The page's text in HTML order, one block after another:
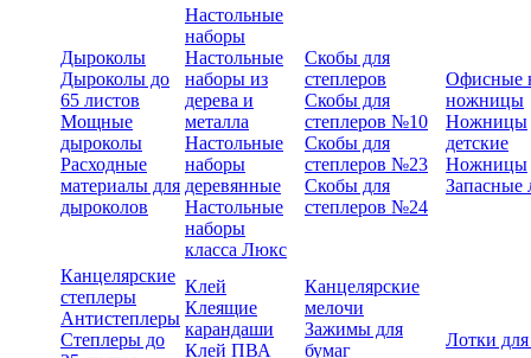
Дыроколы
Дыроколы до
65 листов
Мощные
дыроколы
Расходные
материалы для
дыроколов
Настольные
наборы
Настольные
наборы из
дерева и
металла
Настольные
наборы
деревянные
Настольные
наборы
класса Люкс
Скобы для
степлеров
Скобы для
степлеров №10
Скобы для
степлеров №23
Скобы для
степлеров №24
Офисные
ножницы
Ножницы
детские
Ножницы
Запасные
Канцелярские
степлеры
Антистеплеры
Степлеры до
Клей
Клеящие
карандаши
Клей ПВА
Канцелярские
мелочи
Зажимы для
бумаг
Лотки